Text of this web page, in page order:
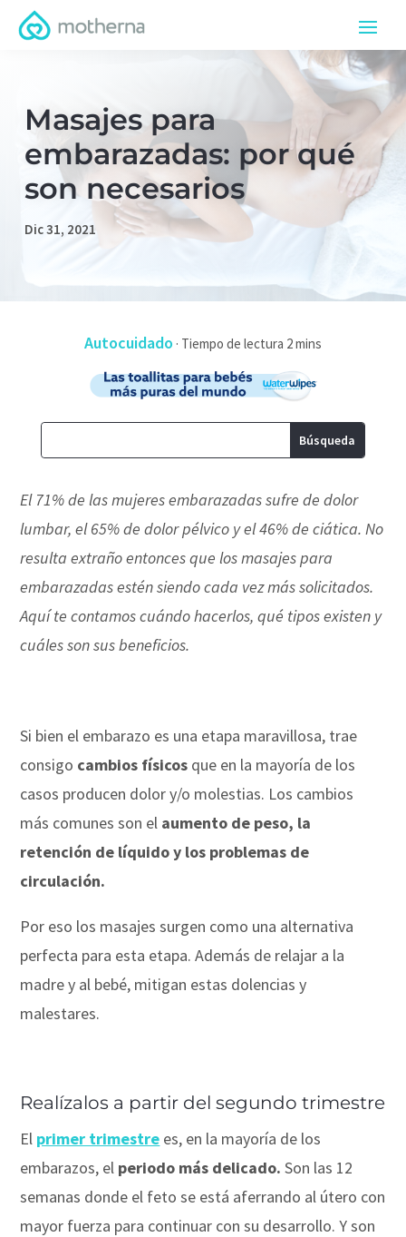
Masajes para
embarazadas: por qué
son necesarios
Dic 31, 2021
Autocuidado ·
El 71% de las mujeres embarazadas sufre de dolor
lumbar, el 65% de dolor pélvico y el 46% de ciática. No
resulta extraño entonces que los masajes para
embarazadas estén siendo cada vez más solicitados.
Aquí te contamos cuándo hacerlos, qué tipos existen y
cuáles son sus beneficios.
Si bien el embarazo es una etapa maravillosa, trae
consigo cambios físicos que en la mayoría de los
casos producen dolor y/o molestias. Los cambios
más comunes son el aumento de peso, la
retención de líquido y los problemas de
circulación.
Por eso los masajes surgen como una alternativa
perfecta para esta etapa. Además de relajar a la
madre y al bebé, mitigan estas dolencias y
malestares.
Realízalos a partir del segundo trimestre
El primer trimestre es, en la mayoría de los
embarazos, el periodo más delicado. Son las 12
semanas donde el feto se está aferrando al útero con
mayor fuerza para continuar con su desarrollo. Y son